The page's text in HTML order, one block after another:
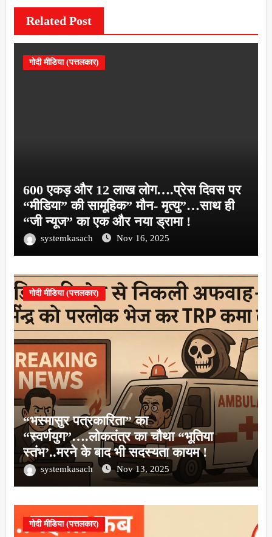
Related Post
गोदी मीडिया (पत्तलकार)
600 एकड़ और 12 लाख लोग….प्रेस दिवस पर
“मीडिया” की सामूहिक” मौन- मृत्यु”…साथ ही
“जी न्यूज” का एक और नया ड्रामा !
systemkasach Nov 16, 2025
गोदी मीडिया (पत्तलकार)
“भस्मासुर पत्रकारिता” का
“स्वर्णयुग”….लोकतंत्र का चौथा “भूतिया
स्तंभ’..मरने के बाद भी सदस्यता कायम !
systemkasach Nov 13, 2025
गोदी मीडिया (पत्तलकार)